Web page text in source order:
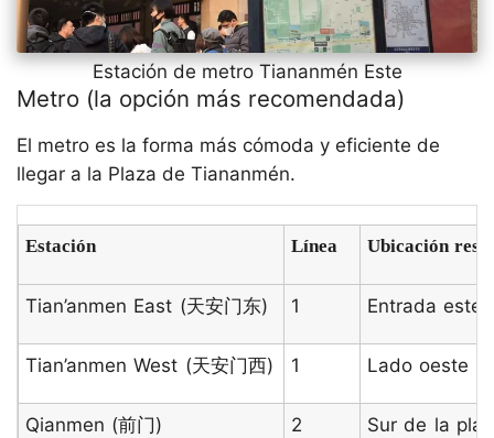
Estación de metro Tiananmén Este
Metro (la opción más recomendada)
El metro es la forma más cómoda y eficiente de
llegar a la Plaza de Tiananmén.
Estación Línea Ubicación
Tian’anmen East (天安门东) 1 Entrada este
Tian’anmen West (天安门西) 1 Lado oeste
Qianmen (前门) 2 Sur de la